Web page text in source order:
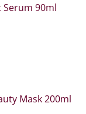
90ml
Mask 200ml